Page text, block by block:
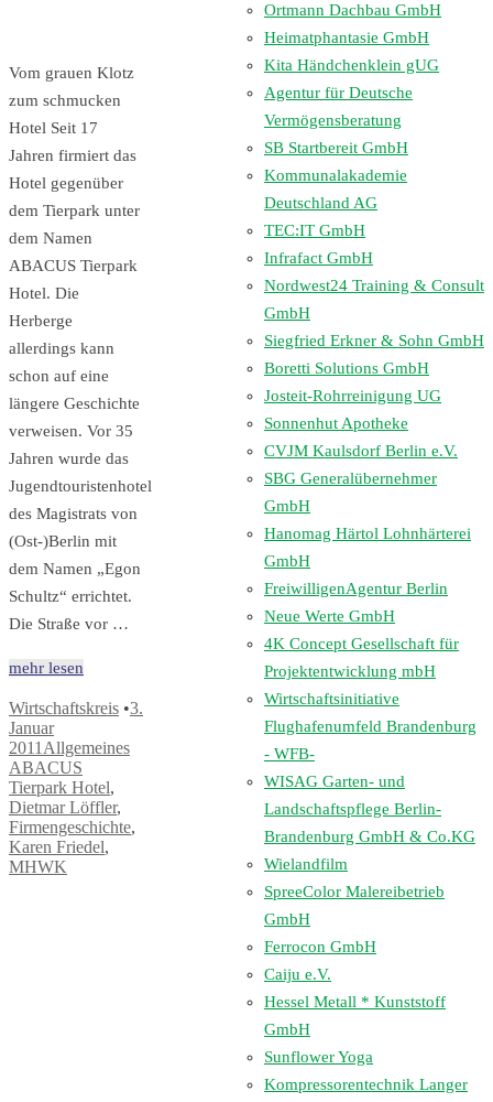
Vom grauen Klotz
zum schmucken
Hotel Seit 17
Jahren firmiert das
Hotel gegenüber
dem Tierpark unter
dem Namen
ABACUS Tierpark
Hotel. Die
Herberge
allerdings kann
schon auf eine
längere Geschichte
verweisen. Vor 35
Jahren wurde das
Jugendtouristenhotel
des Magistrats von
(Ost-)Berlin mit
dem Namen „Egon
Schultz“ errichtet.
Die Straße vor …
mehr lesen
Wirtschaftskreis •3.
Januar
2011 Allgemeines
ABACUS
Tierpark Hotel,
Dietmar Löffler,
Firmengeschichte,
Karen Friedel,
MHWK
Ortmann Dachbau GmbH
Heimatphantasie GmbH
Kita Händchenklein gUG
Agentur für Deutsche
Vermögensberatung
SB Startbereit GmbH
Kommunalakademie
Deutschland AG
TEC:IT GmbH
Infrafact GmbH
Nordwest24 Training & Consult
GmbH
Siegfried Erkner & Sohn GmbH
Boretti Solutions GmbH
Josteit-Rohrreinigung UG
Sonnenhut Apotheke
CVJM Kaulsdorf Berlin e.V.
SBG Generalübernehmer
GmbH
Hanomag Härtol Lohnhärterei
GmbH
FreiwilligenAgentur Berlin
Neue Werte GmbH
4K Concept Gesellschaft für
Projektentwicklung mbH
Wirtschaftsinitiative
Flughafenumfeld Brandenburg
- WFB-
WISAG Garten- und
Landschaftspflege Berlin-
Brandenburg GmbH & Co.KG
Wielandfilm
SpreeColor Malereibetrieb
GmbH
Ferrocon GmbH
Caiju e.V.
Hessel Metall * Kunststoff
GmbH
Sunflower Yoga
Kompressorentechnik Langer